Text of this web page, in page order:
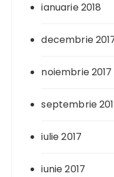
ianuarie 2018
decembrie
noiembrie 2017
septembrie
iulie 2017
iunie 2017